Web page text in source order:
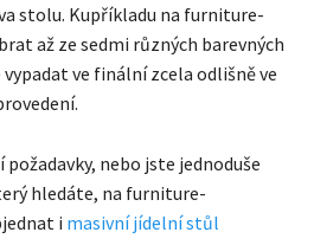
stolu. Kupříkladu na furniture-
až ze sedmi různých barevných
ve finální zcela odlišně ve
nebo jste jednoduše
hledáte, na furniture-
i masivní jídelní stůl